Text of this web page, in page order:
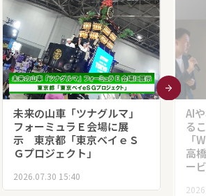
未来の山車「ツナグルマ」
フォーミュラＥ会場に展
示 東京都「東京ベイｅＳ
Ｇプロジェクト」
2026.07.30 15:40
AI
る
「
高
ー